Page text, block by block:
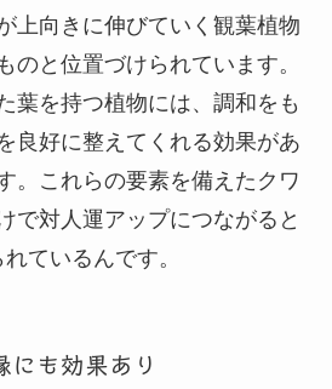
上向きに伸びていく観葉植物
のと位置づけられています。
葉を持つ植物には、調和をも
良好に整えてくれる効果があ
。これらの要素を備えたクワ
で対人運アップにつながると
ているんです。
にも効果あり